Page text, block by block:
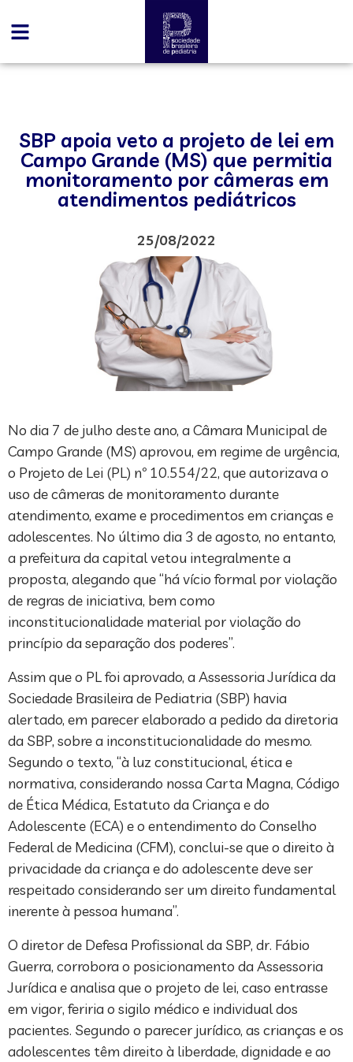
SBP apoia veto a projeto de lei em
Campo Grande (MS) que permitia
monitoramento por câmeras em
atendimentos pediátricos
25/08/2022
No dia 7 de julho deste ano, a Câmara Municipal de
Campo Grande (MS) aprovou, em regime de urgência,
o Projeto de Lei (PL) nº 10.554/22, que autorizava o
uso de câmeras de monitoramento durante
atendimento, exame e procedimentos em crianças e
adolescentes. No último dia 3 de agosto, no entanto,
a prefeitura da capital vetou integralmente a
proposta, alegando que “há vício formal por violação
de regras de iniciativa, bem como
inconstitucionalidade material por violação do
princípio da separação dos poderes”.
Assim que o PL foi aprovado, a Assessoria Jurídica da
Sociedade Brasileira de Pediatria (SBP) havia
alertado, em parecer elaborado a pedido da diretoria
da SBP, sobre a inconstitucionalidade do mesmo.
Segundo o texto, “à luz constitucional, ética e
normativa, considerando nossa Carta Magna, Código
de Ética Médica, Estatuto da Criança e do
Adolescente (ECA) e o entendimento do Conselho
Federal de Medicina (CFM), conclui-se que o direito à
privacidade da criança e do adolescente deve ser
respeitado considerando ser um direito fundamental
inerente à pessoa humana”.
O diretor de Defesa Profissional da SBP, dr. Fábio
Guerra, corrobora o posicionamento da Assessoria
Jurídica e analisa que o projeto de lei, caso entrasse
em vigor, feriria o sigilo médico e individual dos
pacientes. Segundo o parecer jurídico, as crianças e os
adolescentes têm direito à liberdade, dignidade e ao